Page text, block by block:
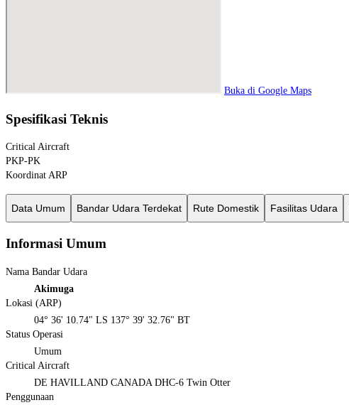
Buka di Google Maps
Spesifikasi Teknis
Critical Aircraft
PKP-PK
Koordinat ARP
Data Umum Bandar Udara Terdekat Rute Domestik Fasilitas Udara
Informasi Umum
Nama Bandar Udara
Akimuga
Lokasi (ARP)
04° 36' 10.74" LS 137° 39' 32.76" BT
Status Operasi
Umum
Critical Aircraft
DE HAVILLAND CANADA DHC-6 Twin Otter
Penggunaan